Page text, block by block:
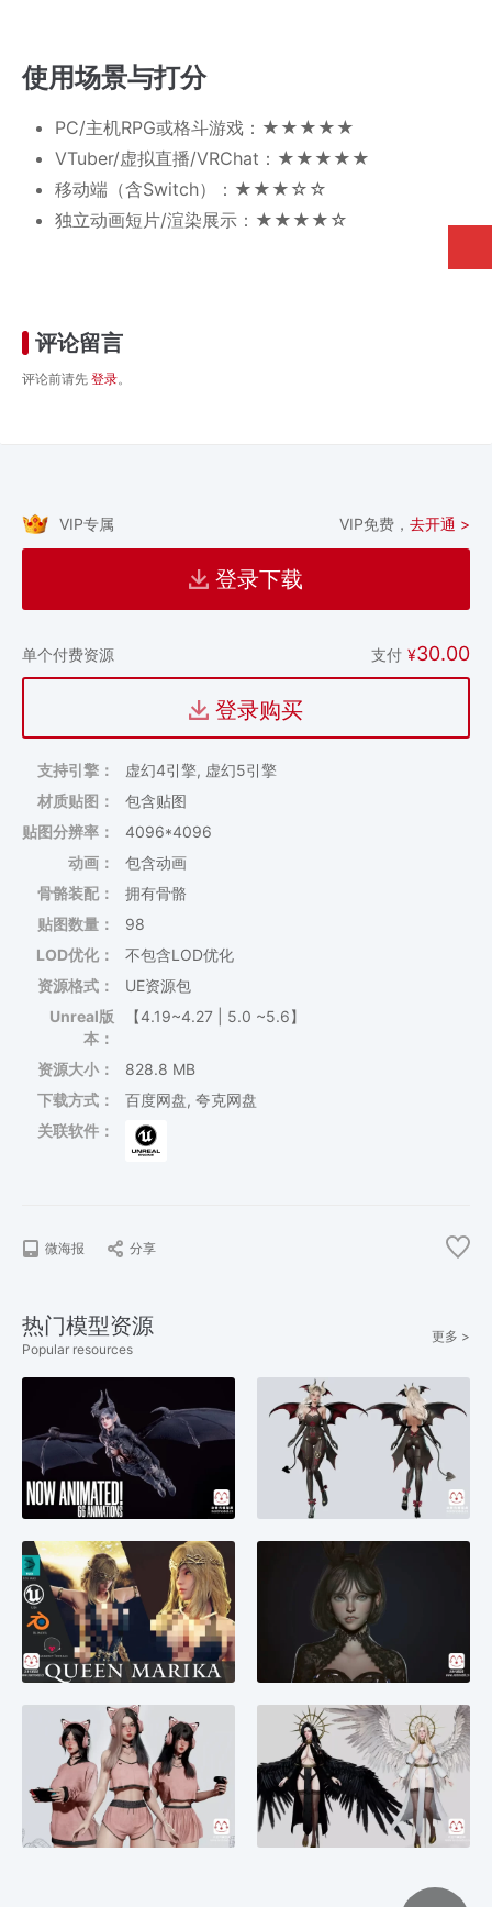
使用场景与打分
PC/主机RPG或格斗游戏：★★★★★
VTuber/虚拟直播/VRChat：★★★★★
移动端（含Switch）：★★★☆☆
独立动画短片/渲染展示：★★★★☆
评论留言
评论前请先 登录。
VIP专属 VIP免费， 去开通 >
登录下载
单个付费资源 支付 ¥30.00
登录购买
支持引擎：
虚幻4引擎, 虚幻5引擎
材质贴图：
包含贴图
贴图分辨率：
4096*4096
动画：
包含动画
骨骼装配：
拥有骨骼
贴图数量：
98
LOD优化：
不包含LOD优化
资源格式：
UE资源包
Unreal版
本：
【4.19~4.27 | 5.0 ~5.6】
资源大小：
828.8 MB
下载方式：
百度网盘, 夸克网盘
关联软件：
微海报 分享
热门模型资源
Popular resources
更多 >